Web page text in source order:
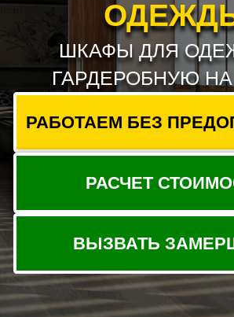
РАБОТАЕМ БЕЗ ПРЕДОПЛАТЫ !!! *
РАСЧЕТ СТОИМОСТИ
ВЫЗВАТЬ ЗАМЕРЩИКА